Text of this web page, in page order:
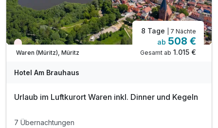
Wieder frei ab Oktober
Waren (Müritz), Müritz
8 Tage | 7 Nächte
ab 508 €
Gesamt ab 1.015 €
Hotel Am Brauhaus
Urlaub im Luftkurort Waren inkl. Dinner und Kegeln
7 Übernachtungen